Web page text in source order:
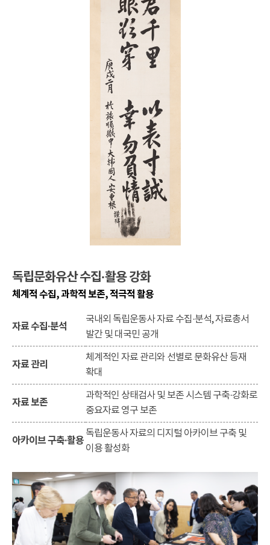
독립문화유산 수집·활용 강화
체계적 수집, 과학적 보존, 적극적 활용
자료 수집·분석
국내외 독립운동사 자료 수집·분석, 자료총서
발간 및 대국민 공개
자료 관리
체계적인 자료 관리와 선별로 문화유산 등재
확대
자료 보존
과학적인 상태검사 및 보존 시스템 구축·강화로
중요자료 영구 보존
아카이브 구축·활용
독립운동사 자료의 디지털 아카이브 구축 및
이용 활성화